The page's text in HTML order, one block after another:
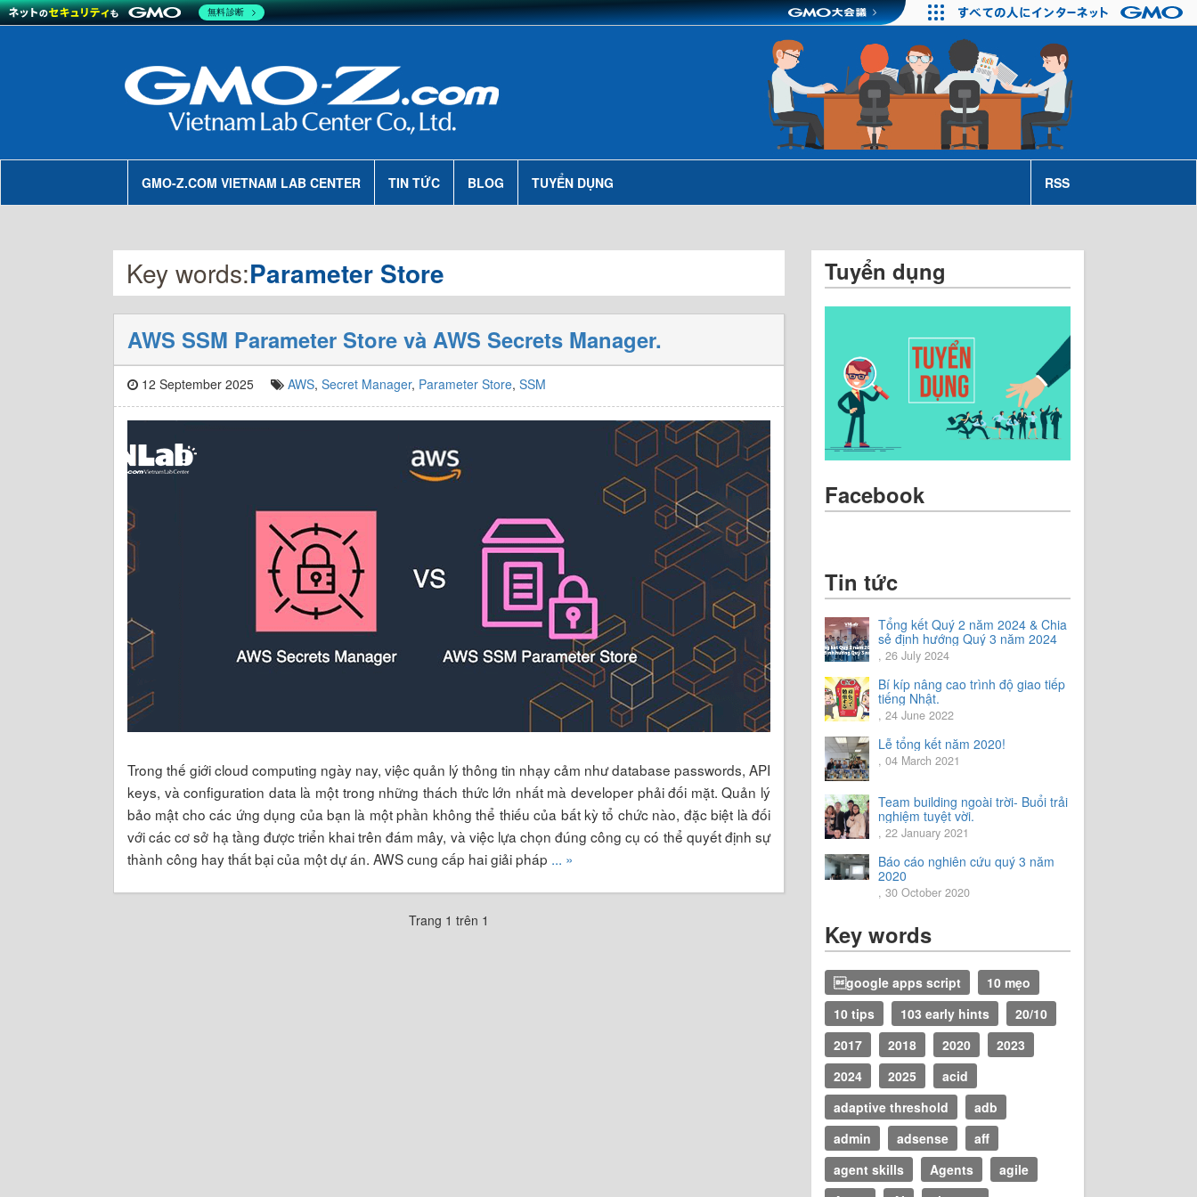
GMO-Z.COM VIETNAM LAB CENTER TIN TỨC BLOG TUYỂN DỤNG RSS
Key words:Parameter Store
AWS SSM Parameter Store và AWS Secrets Manager.
12 September 2025 AWS, Secret Manager, Parameter Store, SSM
Trong thế giới cloud computing ngày nay, việc quản lý thông tin nhạy cảm như database passwords, API
keys, và configuration data là một trong những thách thức lớn nhất mà developer phải đối mặt. Quản lý
bảo mật cho các ứng dụng của bạn là một phần không thể thiếu của bất kỳ tổ chức nào, đặc biệt là đối
với các cơ sở hạ tầng được triển khai trên đám mây, và việc lựa chọn đúng công cụ có thể quyết định sự
thành công hay thất bại của một dự án. AWS cung cấp hai giải pháp ... »
Trang 1 trên 1
Tuyển dụng
Facebook
Tin tức
Tổng kết Quý 2 năm 2024 & Chia
sẻ định hướng Quý 3 năm 2024
, 26 July 2024
Bí kíp nâng cao trình độ giao tiếp
tiếng Nhật.
, 24 June 2022
Lễ tổng kết năm 2020!
, 04 March 2021
Team building ngoài trời- Buổi trải
nghiệm tuyệt vời.
, 22 January 2021
Báo cáo nghiên cứu quý 3 năm
2020
, 30 October 2020
Key words
google apps script
10 mẹo
10 tips
103 early hints
20/10
2017
2018 2020
2023
2024
2025
acid
adaptive threshold
adb
admin
adsense
aff
agent skills
Agents
agile
無料診断